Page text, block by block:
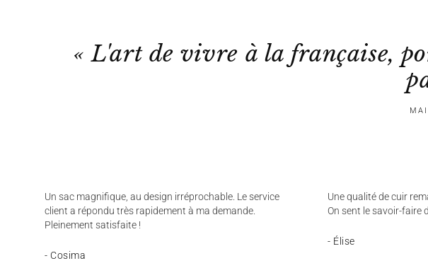
« L'art de vivre à la française,
Un sac magnifique, au design irréprochable. Le service
client a répondu très rapidement à ma demande.
Pleinement satisfaite !
- Cosima
Une qualité de cuir
On sent le savoir-faire
- Élise